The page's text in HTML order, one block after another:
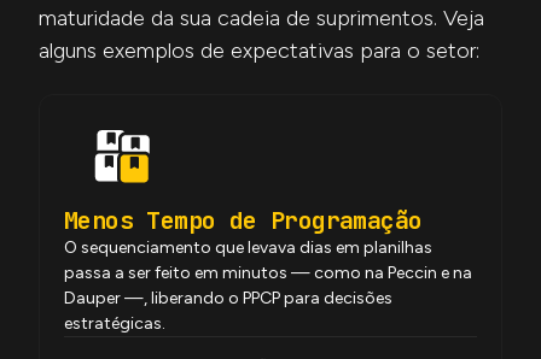
maturidade da sua cadeia de suprimentos. Veja
alguns exemplos de expectativas para o setor:
Menos Tempo de Programação
O sequenciamento que levava dias em planilhas
passa a ser feito em minutos — como na Peccin e na
Dauper —, liberando o PPCP para decisões
estratégicas.